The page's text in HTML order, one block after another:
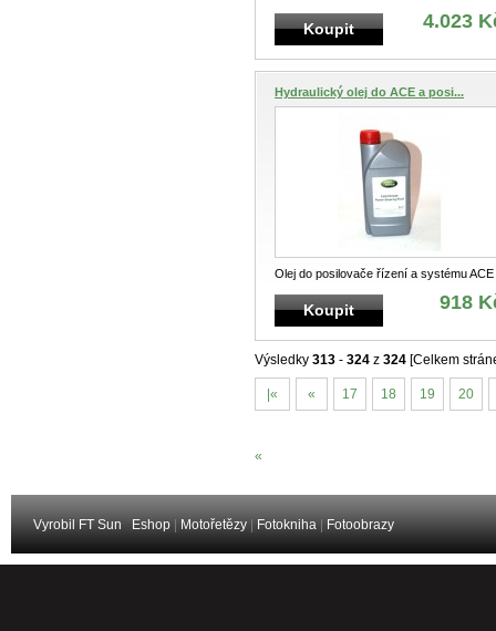
NSC100890L
Koupit 4.023
Hydraulický olej do ACE a posi...
Olej do posilovače řízení a systému ACE
Koupit 918
Výsledky 313 - 324 z 324 [Celkem
|« « 17 18 19 20
«
Vyrobil FT Sun Eshop Motořetězy Fotokniha Fotoobrazy